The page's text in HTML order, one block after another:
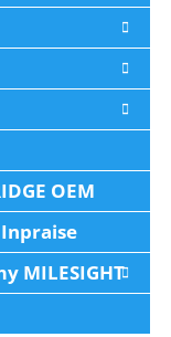
OEM
MILESIGHT